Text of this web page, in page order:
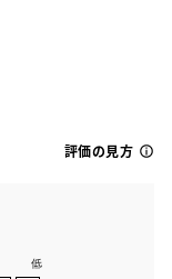
評価の見方